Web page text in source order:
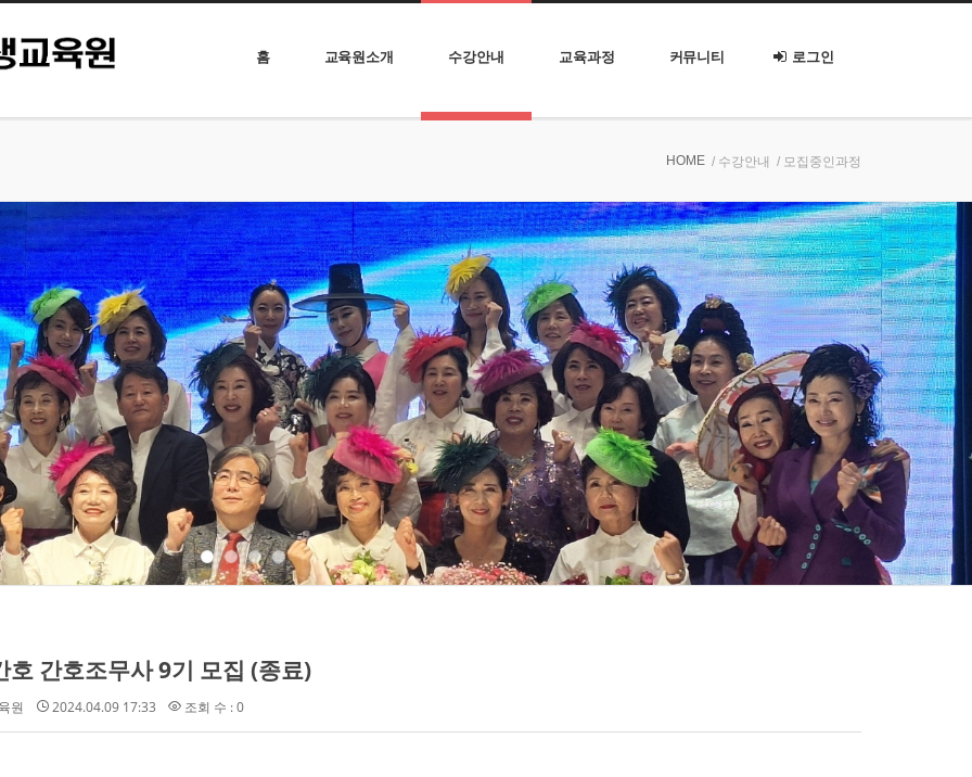
홈 교육원소개 수강안내 교육과정 커뮤니티 로그인
HOME / 수강안내 / 모집중인과정
호 간호조무사 9기 모집 (종료)
원 2024.04.09 17:33 조회 수 : 0